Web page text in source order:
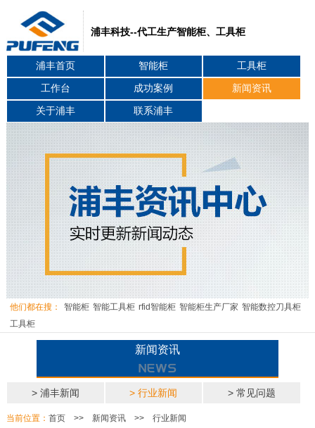
浦丰科技--代工生产智能柜、工具柜
浦丰首页 智能柜 工具柜
工作台 成功案例 新闻资讯
关于浦丰 联系浦丰
他们都在搜： 智能柜 智能工具柜 rfid智能柜 智能柜生产厂家 智能数控刀具柜
工具柜
新闻资讯
> 浦丰新闻 > 行业新闻 > 常见问题
当前位置： 首页>> 新闻资讯>> 行业新闻